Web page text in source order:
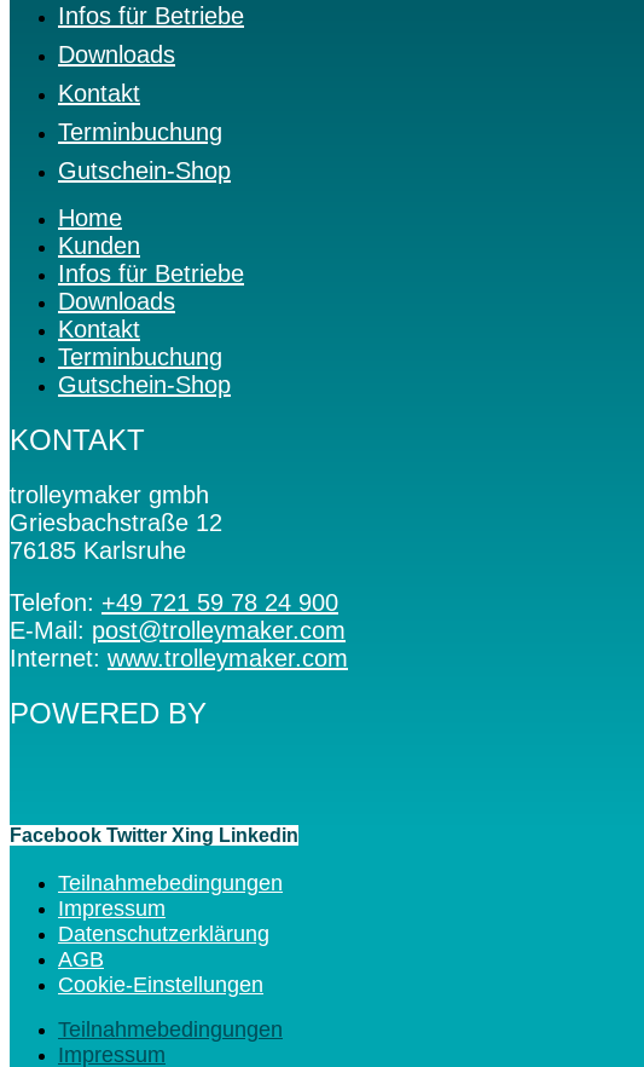
Infos für Betriebe
Downloads
Kontakt
Terminbuchung
Gutschein-Shop
Home
Kunden
Infos für Betriebe
Downloads
Kontakt
Terminbuchung
Gutschein-Shop
KONTAKT
trolleymaker gmbh
Griesbachstraße 12
76185 Karlsruhe
Telefon: +49 721 59 78 24 900
E-Mail: post@trolleymaker.com
Internet: www.trolleymaker.com
POWERED BY
Facebook Twitter Xing Linkedin
Teilnahmebedingungen
Impressum
Datenschutzerklärung
AGB
Cookie-Einstellungen
Teilnahmebedingungen
Impressum